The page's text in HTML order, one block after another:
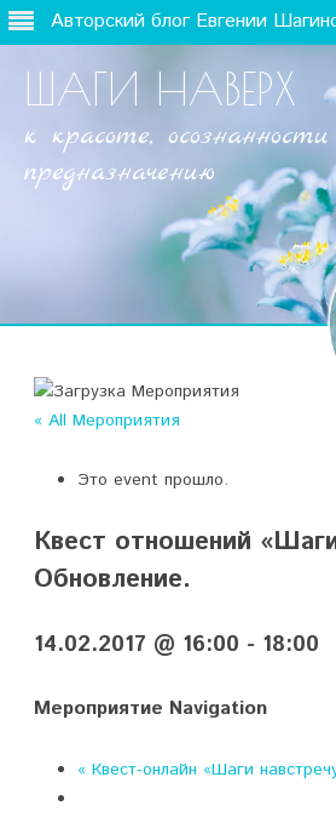
Авторский блог Евгении
ШАГИ НАВЕРХ
к красоте,
предназначению
« All Мероприятия
Это event прошло.
Квест отношений
Обновление.
14.02.2017 @ 16:00 - 18:00
Мероприятие Navigation
« Квест-онлайн «Шаги